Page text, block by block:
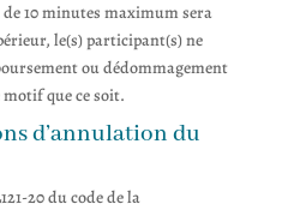
10 minutes maximum sera
le(s) participant(s) ne
ou dédommagement
que ce soit.
d’annulation du
20 du code de la